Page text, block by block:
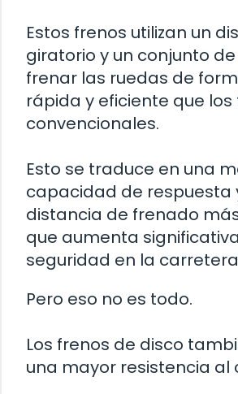
Estos frenos utilizan un
giratorio y un conjunto
frenar las ruedas de
rápida y eficiente que los
convencionales.
Esto se traduce en una
capacidad de respuesta
distancia de frenado
que aumenta
seguridad en la
Pero eso no es todo.
Los frenos de disco
una mayor resistencia al